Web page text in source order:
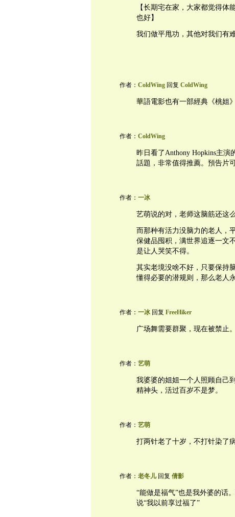
【长期宅在家，大家都觉得体
也好】
我们做平甩功，其他对我们有难
作者： ColdWing回复 ColdWing
華語電影也有一部經典《桃姐
作者： ColdWing
昨日看了Anthony Hopkins主演
話題，非常值得推薦。預告片
作者： 一冰
艺萌说的对，老师这脑筋还这
而那种有活力没脑力的老人，
保健品囤积，满世界追逐一文
是让人哭笑不得。
其实老境没啥不好，只要保持
懂得必要的潜规则，那么老人
作者： 一冰回复 FreeHiker
广场舞需要群聚，现在被禁止。
作者： 艺萌
我婆婆的姐姐一个人照顾自己
精神头，活过百岁不是梦。
作者： 艺萌
打两针老了十岁，不打针染了
作者： 老冬儿回复 倩影
“能做是福气”也是我外婆的话
说“我以前享过福了”